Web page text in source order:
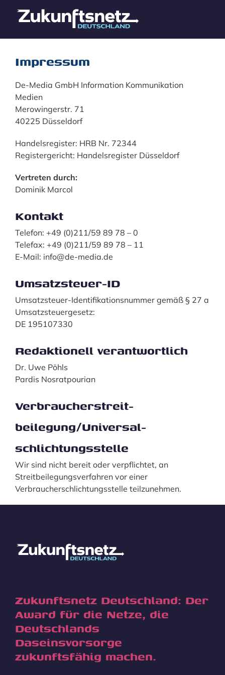
Impressum
De-Media GmbH Information Kommunikation
Medien
Merowingerstr. 71
40225 Düsseldorf
Handelsregister: HRB Nr. 72344
Registergericht: Handelsregister Düsseldorf
Vertreten durch:
Dominik Marcol
Kontakt
Telefon: +49 (0)211/59 89 78 – 0
Telefax: +49 (0)211/59 89 78 – 11
E-Mail: info@de-media.de
Umsatzsteuer-ID
Umsatzsteuer-Identifikationsnummer gemäß § 27 a
Umsatzsteuergesetz:
DE 195107330
Redaktionell verantwortlich
Dr. Uwe Pöhls
Pardis Nosratpourian
Verbraucher­streit­
beilegung/Universal­
schlichtungs­stelle
Wir sind nicht bereit oder verpflichtet, an
Streitbeilegungsverfahren vor einer
Verbraucherschlichtungsstelle teilzunehmen.
Zukunftsnetz Deutschland: Der
Award für die Netze, die
Deutschlands
Daseinsvorsorge
zukunftsfähig machen.